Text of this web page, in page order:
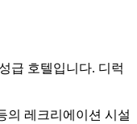
급 호텔입니다. 디럭
의 레크리에이션 시설